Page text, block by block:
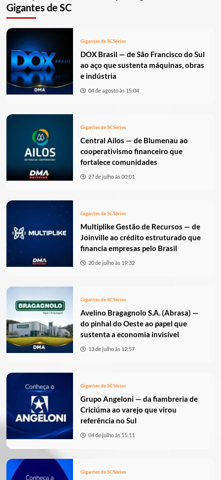
Gigantes de SC
Gigantes de SCSéries
DOX Brasil — de São Francisco do Sul
ao aço que sustenta máquinas, obras
e indústria
04 de agosto às 15:04
Gigantes de SCSéries
Central Ailos — de Blumenau ao
cooperativismo financeiro que
fortalece comunidades
27 de julho às 00:01
Gigantes de SCSéries
Multiplike Gestão de Recursos — de
Joinville ao crédito estruturado que
financia empresas pelo Brasil
20 de julho às 19:32
Gigantes de SCSéries
Avelino Bragagnolo S.A. (Abrasa) —
do pinhal do Oeste ao papel que
sustenta a economia invisível
13 de julho às 12:57
Gigantes de SCSéries
Grupo Angeloni — da fiambreria de
Criciúma ao varejo que virou
referência no Sul
04 de julho às 15:11
Gigantes de SCSéries